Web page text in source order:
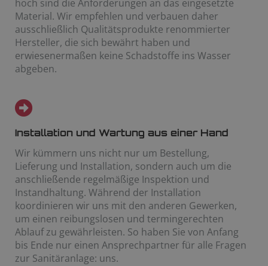
hoch sind die Anforderungen an das eingesetzte
Material. Wir empfehlen und verbauen daher
ausschließlich Qualitätsprodukte renommierter
Hersteller, die sich bewährt haben und
erwiesenermaßen keine Schadstoffe ins Wasser
abgeben.
Installation und Wartung aus einer Hand
Wir kümmern uns nicht nur um Bestellung,
Lieferung und Installation, sondern auch um die
anschließende regelmäßige Inspektion und
Instandhaltung. Während der Installation
koordinieren wir uns mit den anderen Gewerken,
um einen reibungslosen und termingerechten
Ablauf zu gewährleisten. So haben Sie von Anfang
bis Ende nur einen Ansprechpartner für alle Fragen
zur Sanitäranlage: uns.